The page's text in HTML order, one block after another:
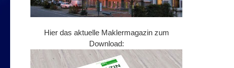
Hier das aktuelle Maklermagazin zum
Download: